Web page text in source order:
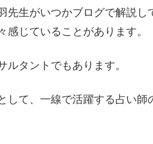
先生がいつかブログで解説
じていることがあります。
タントでもあります。
して、一線で活躍する占い師